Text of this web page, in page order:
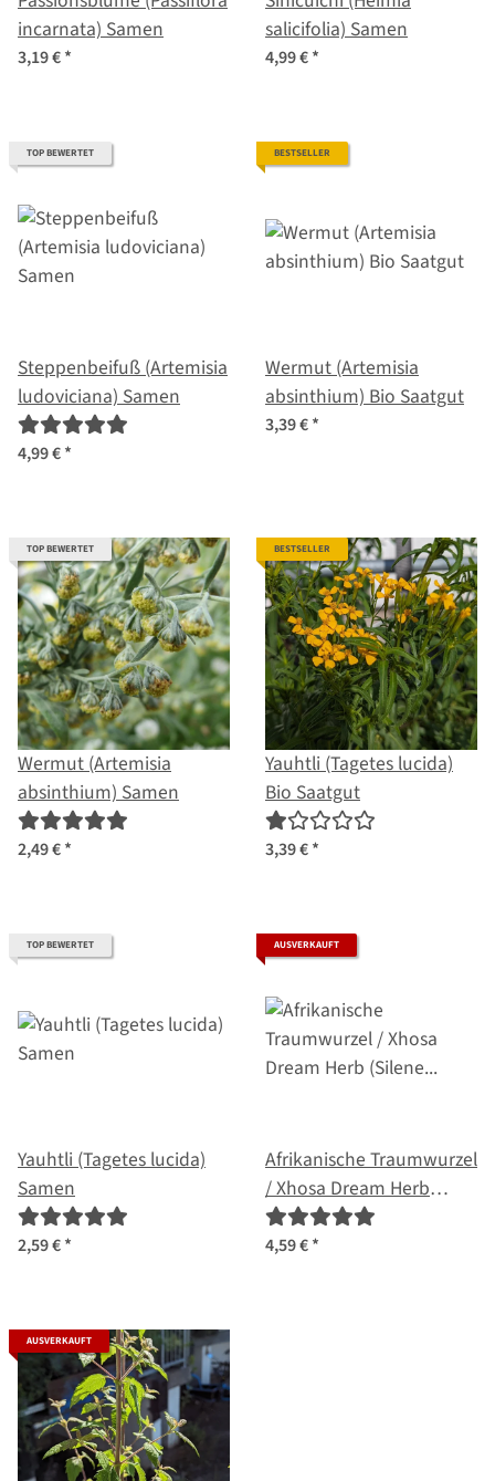
incarnata) Samen
3,19 €*
salicifolia) Samen
4,99 €*
TOP BEWERTET
Steppenbeifuß (Artemisia
ludoviciana) Samen
4,99 €*
BESTSELLER
Wermut (Artemisia
absinthium) Bio Saatgut
3,39 €*
TOP BEWERTET
Wermut (Artemisia
absinthium) Samen
2,49 €*
BESTSELLER
Yauhtli (Tagetes lucida)
Bio Saatgut
3,39 €*
TOP BEWERTET
Yauhtli (Tagetes lucida)
Samen
2,59 €*
AUSVERKAUFT
Afrikanische Traumwurzel
/ Xhosa Dream Herb
(Silene capensis) Samen
4,59 €*
AUSVERKAUFT